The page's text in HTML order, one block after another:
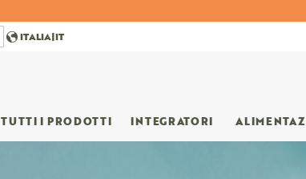
ITALIA|IT
TUTTI I PRODOTTI INTEGRATORI